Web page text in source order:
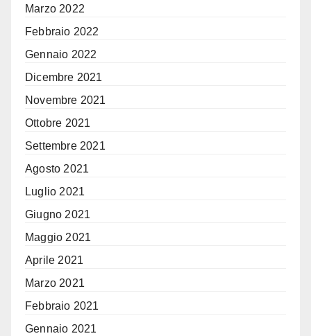
Marzo 2022
Febbraio 2022
Gennaio 2022
Dicembre 2021
Novembre 2021
Ottobre 2021
Settembre 2021
Agosto 2021
Luglio 2021
Giugno 2021
Maggio 2021
Aprile 2021
Marzo 2021
Febbraio 2021
Gennaio 2021